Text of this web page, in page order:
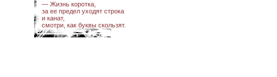
— Жизнь коротка,
за ее предел уходят строка
и канат,
смотри, как буквы скользят.